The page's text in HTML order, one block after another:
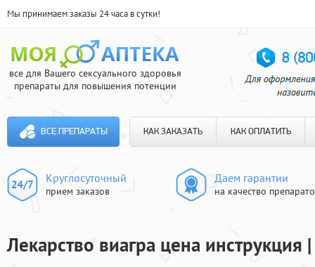
Мы принимаем заказы 24 часа в сутки!
все для Вашего сексуального здоровья
препараты для повышения потенции
ВСЕ ПРЕПАРАТЫ КАК ЗАКАЗАТЬ КАК ОПЛАТИТЬ
Круглосуточный
прием заказов
Даем гарантии
на качество
Лекарство виагра цена инструкция